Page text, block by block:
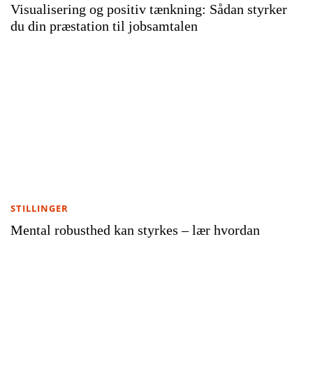
Visualisering og positiv tænkning: Sådan styrker
du din præstation til jobsamtalen
Mental robusthed kan styrkes – lær hvordan
STILLINGER